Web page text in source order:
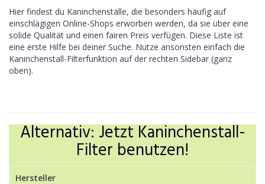
Hier findest du Kaninchenställe, die besonders häufig auf
einschlägigen Online-Shops erworben werden, da sie über eine
solide Qualität und einen fairen Preis verfügen. Diese Liste ist
eine erste Hilfe bei deiner Suche. Nutze ansonsten einfach die
Kaninchenstall-Filterfunktion auf der rechten Sidebar (ganz
oben).
Alternativ: Jetzt Kaninchenstall-
Filter benutzen!
Hersteller